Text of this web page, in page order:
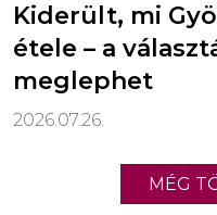
Kiderült, mi
étele – a
meglephet
2026.07.26.
MÉG